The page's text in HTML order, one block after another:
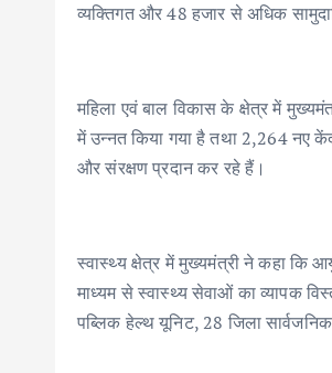
व्यक्तिगत और 48 हजार से अधिक
महिला एवं बाल विकास के क्षेत्र में
में उन्नत किया गया है तथा 2,264 नए
और संरक्षण प्रदान कर रहे हैं।
स्वास्थ्य क्षेत्र में मुख्यमंत्री ने कहा कि
माध्यम से स्वास्थ्य सेवाओं का व्यापक
पब्लिक हेल्थ यूनिट, 28 जिला